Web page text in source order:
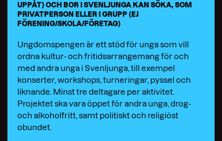
UPPÅT) OCH BOR I SVENLJUNGA KAN SÖKA, SOM
PRIVATPERSON ELLER I GRUPP (EJ
FÖRENING/SKOLA/FÖRETAG)
Ungdomspengen är ett stöd för unga som vill
ordna kultur- och fritidsarrangemang för och
med andra unga i Svenljunga, till exempel
konserter, workshops, turneringar, pyssel och
liknande. Minst tre deltagare per aktivitet.
Projektet ska vara öppet för andra unga, drog-
och alkoholfritt, samt politiskt och religiöst
obundet.